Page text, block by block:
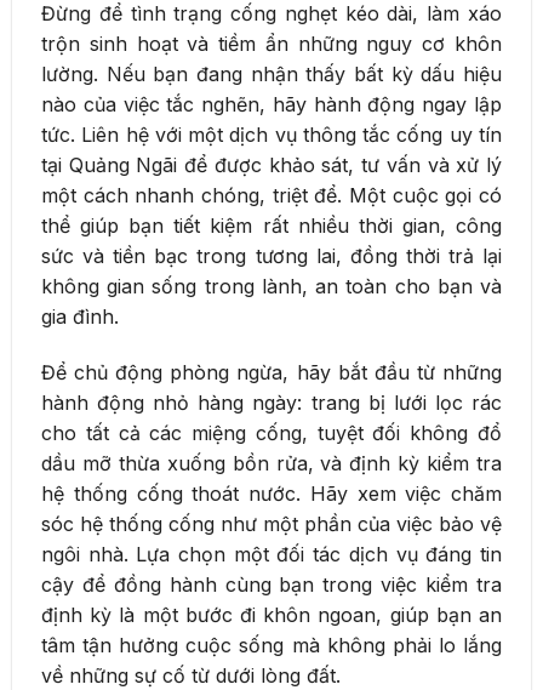
Đừng để tình trạng cống nghẹt kéo dài, làm xáo
trộn sinh hoạt và tiềm ẩn những nguy cơ khôn
lường. Nếu bạn đang nhận thấy bất kỳ dấu hiệu
nào của việc tắc nghẽn, hãy hành động ngay lập
tức. Liên hệ với một dịch vụ thông tắc cống uy tín
tại Quảng Ngãi để được khảo sát, tư vấn và xử lý
một cách nhanh chóng, triệt để. Một cuộc gọi có
thể giúp bạn tiết kiệm rất nhiều thời gian, công
sức và tiền bạc trong tương lai, đồng thời trả lại
không gian sống trong lành, an toàn cho bạn và
gia đình.
Để chủ động phòng ngừa, hãy bắt đầu từ những
hành động nhỏ hàng ngày: trang bị lưới lọc rác
cho tất cả các miệng cống, tuyệt đối không đổ
dầu mỡ thừa xuống bồn rửa, và định kỳ kiểm tra
hệ thống cống thoát nước. Hãy xem việc chăm
sóc hệ thống cống như một phần của việc bảo vệ
ngôi nhà. Lựa chọn một đối tác dịch vụ đáng tin
cậy để đồng hành cùng bạn trong việc kiểm tra
định kỳ là một bước đi khôn ngoan, giúp bạn an
tâm tận hưởng cuộc sống mà không phải lo lắng
về những sự cố từ dưới lòng đất.